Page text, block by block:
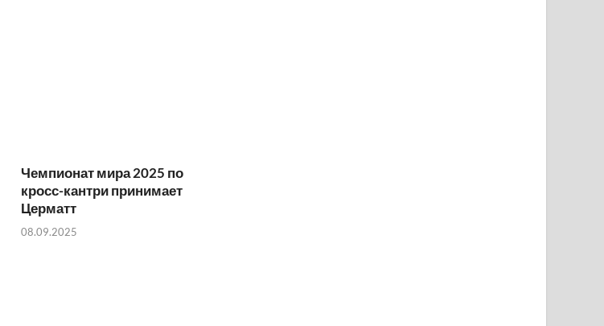
Чемпионат мира 2025 по
кросс-кантри принимает
Церматт
08.09.2025